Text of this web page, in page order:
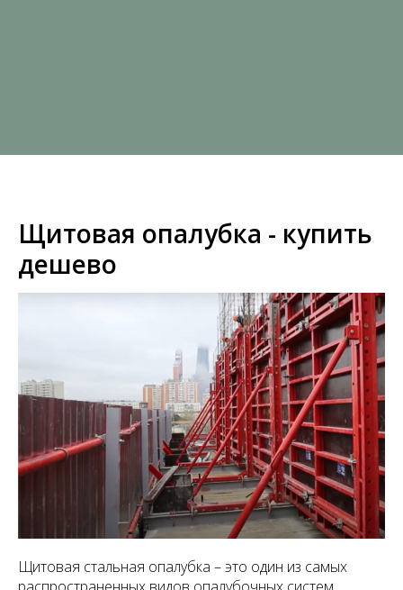
Щитовая опалубка - купить
дешево
Щитовая стальная опалубка – это один из самых